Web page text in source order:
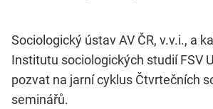
Sociologický ústav AV ČR, v.v.i., a
Institutu sociologických studií FSV
pozvat na jarní cyklus Čtvrtečních
seminářů.